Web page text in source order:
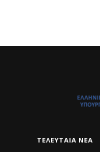
ΤΕΛΕΥΤΑΊΑ ΝΈΑ